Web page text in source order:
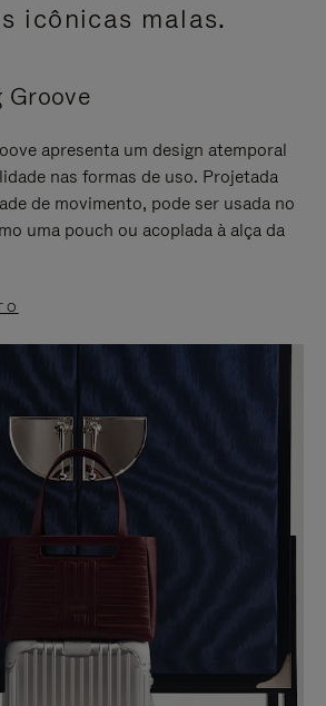
icônicas malas.
Groove
apresenta um design atemporal
nas formas de uso. Projetada
de movimento, pode ser usada no
uma pouch ou acoplada à alça da